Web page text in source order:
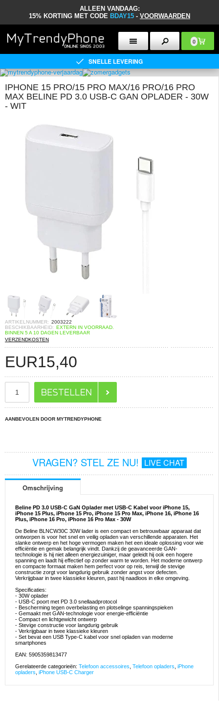
ALLEEN VANDAAG:
15% KORTING MET CODE BDAY15 - VOORWAARDEN
0
SNELLE LEVERING
IPHONE 15 PRO/15 PRO MAX/16 PRO/16 PRO
MAX BELINE PD 3.0 USB-C GAN OPLADER - 30W
- WIT
ARTIKELNUMMER: 2003222
BESCHIKBAARHEID: EXTERN IN VOORRAAD.
BINNEN 5 A 10 DAGEN LEVERBAAR
VERZENDKOSTEN
EUR15,40
AANBEVOLEN DOOR MYTRENDYPHONE
VRAGEN? STEL ZE NU! LIVE CHAT
Omschrijving
Beline PD 3.0 USB-C GaN Oplader met USB-C Kabel voor iPhone 15,
iPhone 15 Plus, iPhone 15 Pro, iPhone 15 Pro Max, iPhone 16, iPhone 16
Plus, iPhone 16 Pro, iPhone 16 Pro Max - 30W
De Beline BLNCW30C 30W lader is een compact en betrouwbaar apparaat dat
ontworpen is voor het snel en veilig opladen van verschillende apparaten. Het
slanke ontwerp en het hoge vermogen maken het een ideale oplossing voor wie
efficiëntie en gemak belangrijk vindt. Dankzij de geavanceerde GAN-
technologie is hij niet alleen energiezuiniger, maar geleidt hij ook een hogere
spanning en laadt hij effectief op zonder warm te worden. Het moderne ontwerp
en compacte formaat maken hem perfect voor op reis, terwijl de stevige
constructie zorgt voor langdurig gebruik zonder angst voor defecten.
Verkrijgbaar in twee klassieke kleuren, past hij naadloos in elke omgeving.
Specificaties:
- 30W oplader
- USB-C poort met PD 3.0 snellaadprotocol
- Bescherming tegen overbelasting en plotselinge spanningspieken
- Gemaakt met GAN-technologie voor energie-efficiëntie
- Compact en lichtgewicht ontwerp
- Stevige constructie voor langdurig gebruik
- Verkrijgbaar in twee klassieke kleuren
- Set bevat een USB Type-C kabel voor snel opladen van moderne
smartphones
EAN: 5905359813477
Gerelateerde categorieën: Telefoon accessoires Telefoon opladers iPhone
opladers iPhone USB-C Charger